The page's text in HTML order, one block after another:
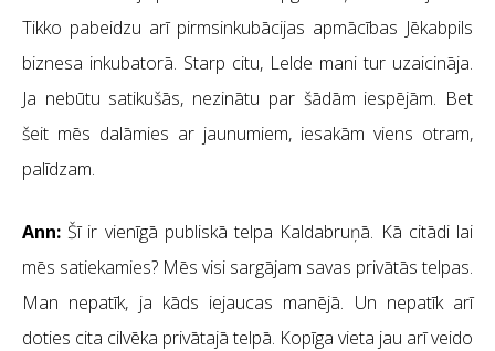
Tikko pabeidzu arī pirmsinkubācijas apmācības Jēkabpils
biznesa inkubatorā. Starp citu, Lelde mani tur uzaicināja.
Ja nebūtu satikušās, nezinātu par šādām iespējām. Bet
šeit mēs dalāmies ar jaunumiem, iesakām viens otram,
palīdzam.
Ann: Šī ir vienīgā publiskā telpa Kaldabruņā. Kā citādi lai
mēs satiekamies? Mēs visi sargājam savas privātās telpas.
Man nepatīk, ja kāds iejaucas manējā. Un nepatīk arī
doties cita cilvēka privātajā telpā. Kopīga vieta jau arī veido